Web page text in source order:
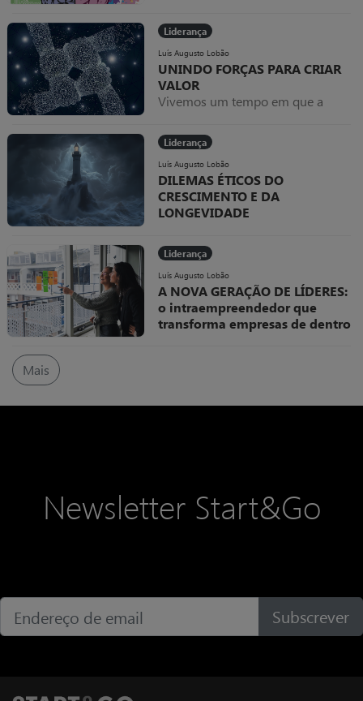
potência IA! Uma pergunta, você já
utiliza a inteligência artificial
diariamente? Se você ainda não se
despertou para como a IA pode te
tornar muito mais produtivo, tenho
uma triste verdade: Você já é um
Liderança
Luís Augusto Lobão
UNINDO FORÇAS PARA CRIAR
VALOR
Vivemos um tempo em que a
perde espaço para a cooperação
inteligente.
Liderança
Luís Augusto Lobão
DILEMAS ÉTICOS DO
CRESCIMENTO E DA
LONGEVIDADE
Como o conselho navega entre
pressão por resultados e
integridade corporativa
Liderança
Luís Augusto Lobão
A NOVA GERAÇÃO DE LÍDERES:
o intraempreendedor que
transforma empresas de dentro
tipo de liderança vem ganhando
Mais
Newsletter Start&Go
Subscrever